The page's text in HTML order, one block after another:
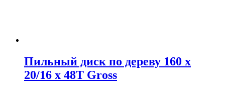
Пильный диск по дереву 160 x
20/16 x 48Т Gross